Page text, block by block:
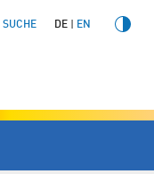
SUCHE DE EN